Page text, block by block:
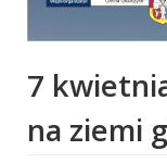
7
na ziemi